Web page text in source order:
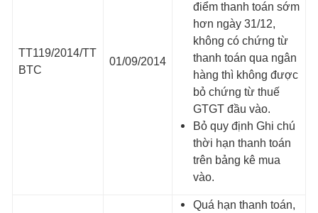
TT119/2014/TT
BTC
01/09/2014
điểm thanh toán sớm
hơn ngày 31/12,
không có chứng từ
thanh toán qua ngân
hàng thì không được
bỏ chứng từ thuế
GTGT đầu vào.
Bỏ quy định Ghi chú
thời hạn thanh toán
trên bảng kê mua
vào.
Quá hạn thanh toán,